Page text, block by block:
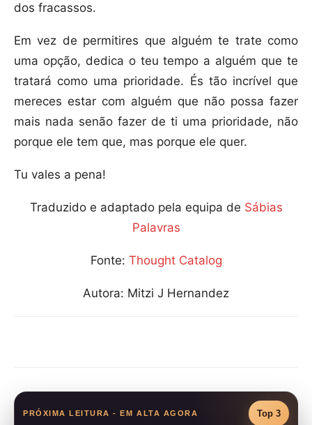
dos fracassos.
Em vez de permitires que alguém te trate como
uma opção, dedica o teu tempo a alguém que te
tratará como uma prioridade. És tão incrível que
mereces estar com alguém que não possa fazer
mais nada senão fazer de ti uma prioridade, não
porque ele tem que, mas porque ele quer.
Tu vales a pena!
Traduzido e adaptado pela equipa de Sábias
Palavras
Fonte: Thought Catalog
Autora: Mitzi J Hernandez
PRÓXIMA LEITURA - EM ALTA AGORA Top 3